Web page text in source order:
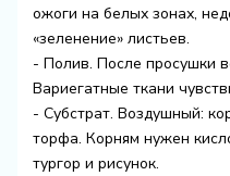
ожоги на белых зонах,
«зеленение» листьев.
- Полив. После просушки
Вариегатные ткани
- Субстрат. Воздушный:
торфа. Корням нужен
тургор и рисунок.